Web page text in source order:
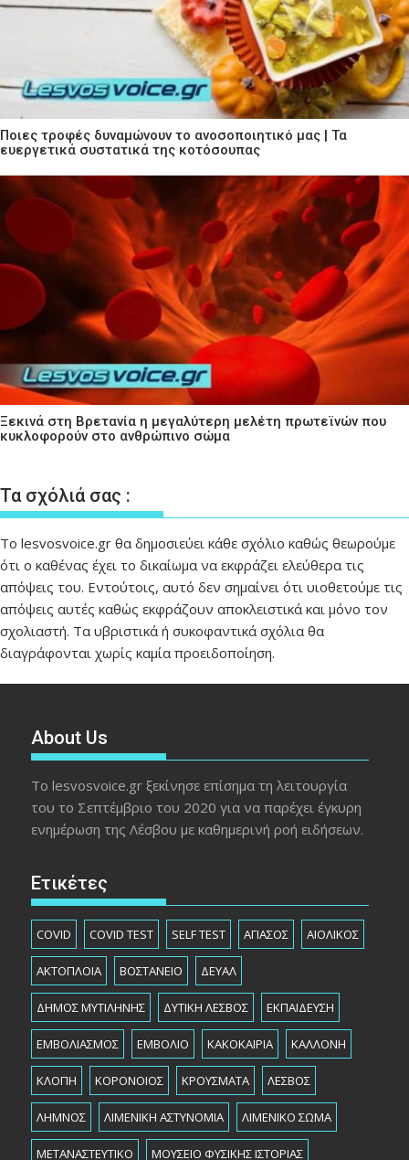
Ποιες τροφές δυναμώνουν το ανοσοποιητικό μας | Τα
ευεργετικά συστατικά της κοτόσουπας
Ξεκινά στη Βρετανία η μεγαλύτερη μελέτη πρωτεϊνών που
κυκλοφορούν στο ανθρώπινο σώμα
Τα σχόλιά σας :
Το lesvosvoice.gr θα δημοσιεύει κάθε σχόλιο καθώς θεωρούμε
ότι ο καθένας έχει το δικαίωμα να εκφράζει ελεύθερα τις
απόψεις του. Εντούτοις, αυτό δεν σημαίνει ότι υιοθετούμε τις
απόψεις αυτές καθώς εκφράζουν αποκλειστικά και μόνο τον
σχολιαστή. Τα υβριστικά ή συκοφαντικά σχόλια θα
διαγράφονται χωρίς καμία προειδοποίηση.
About Us
Το lesvosvoice.gr ξεκίνησε επίσημα τη λειτουργία
του το Σεπτέμβριο του 2020 για να παρέχει έγκυρη
ενημέρωση της Λέσβου με καθημερινή ροή ειδήσεων.
Ετικέτες
COVID COVID TEST SELF TEST ΑΓΙΑΣΟΣ ΑΙΟΛΙΚΟΣ
ΑΚΤΟΠΛΟΙΑ ΒΟΣΤΑΝΕΙΟ ΔΕΥΑΛ
ΔΗΜΟΣ ΜΥΤΙΛΗΝΗΣ ΔΥΤΙΚΗ ΛΕΣΒΟΣ ΕΚΠΑΙΔΕΥΣΗ
ΕΜΒΟΛΙΑΣΜΟΣ ΕΜΒΟΛΙΟ ΚΑΚΟΚΑΙΡΙΑ ΚΑΛΛΟΝΗ
ΚΛΟΠΗ ΚΟΡΟΝΟΙΟΣ ΚΡΟΥΣΜΑΤΑ ΛΕΣΒΟΣ
ΛΗΜΝΟΣ ΛΙΜΕΝΙΚΗ ΑΣΤΥΝΟΜΙΑ ΛΙΜΕΝΙΚΟ ΣΩΜΑ
ΜΕΤΑΝΑΣΤΕΥΤΙΚΟ ΜΟΥΣΕΙΟ ΦΥΣΙΚΗΣ ΙΣΤΟΡΙΑΣ